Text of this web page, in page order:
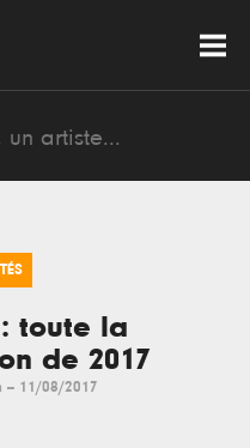
toute la
de 2017
-- 11/08/2017